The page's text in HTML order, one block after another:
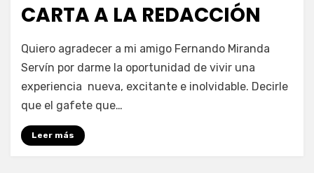
CARTA A LA REDACCIÓN
por
Quiero agradecer a mi amigo Fernando Miranda
Servín por darme la oportunidad de vivir una
experiencia nueva, excitante e inolvidable. Decirle
que el gafete que…
Leer más